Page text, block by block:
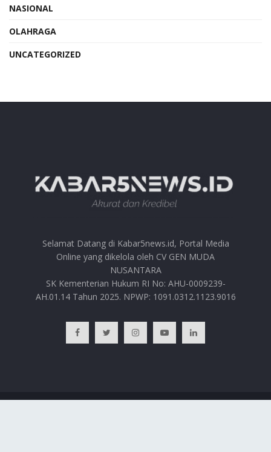
NASIONAL
OLAHRAGA
UNCATEGORIZED
Selamat Datang di Kabar5news.id, Portal Media
Online yang dikelola oleh CV GEN MUDA
NUSANTARA
SK Kementerian Hukum RI No: AHU-0009239-
AH.01.14 Tahun 2025. NPWP: 1091.0312.1123.9016